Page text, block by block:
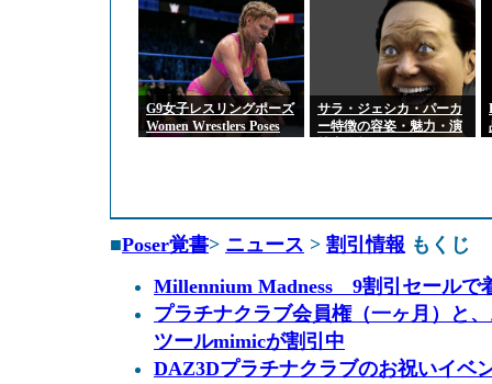
G9女子レスリングポーズ
Women Wrestlers Poses
サラ・ジェシカ・パーカ
ー特徴の容姿・魅力・演
■Poser覚書> ニュース > 割引情報 もくじ
Millennium Madness 9割引セールで
プラチナクラブ会員権（一ヶ月）と
ツールmimicが割引中
DAZ3Dプラチナクラブのお祝いイ